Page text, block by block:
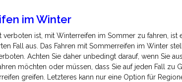
im Winter
ist, mit Winterreifen im Sommer zu fahren, ist
Fall aus. Das Fahren mit Sommerreifen im Winter
Achten Sie daher unbedingt darauf, wenn Sie
möchten oder müssen, dass Sie auf jeden Fall zu
greifen. Letzteres kann nur eine Option für